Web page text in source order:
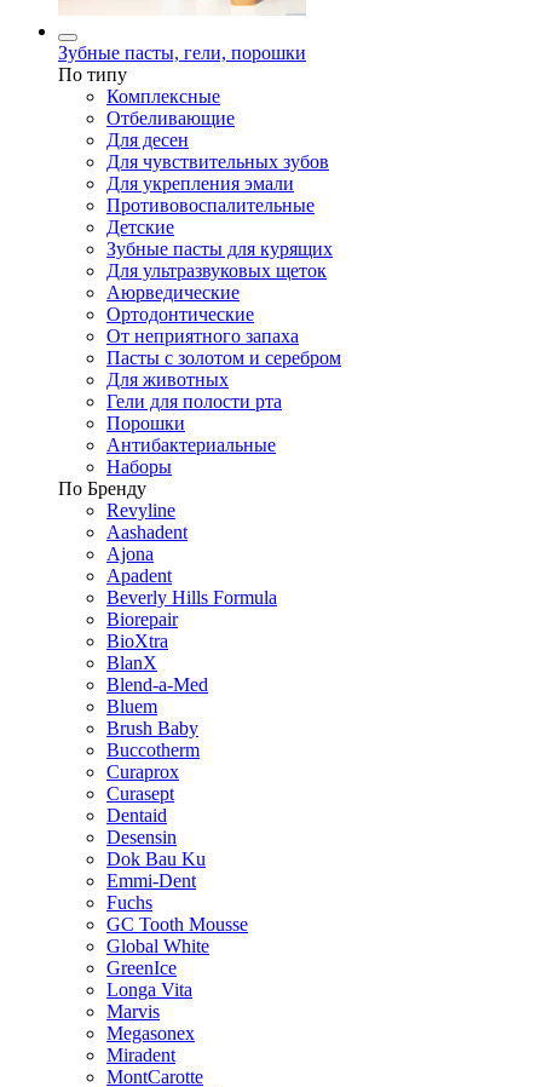
Зубные пасты, гели, порошки
По типу
Комплексные
Отбеливающие
Для десен
Для чувствительных зубов
Для укрепления эмали
Противовоспалительные
Детские
Зубные пасты для курящих
Для ультразвуковых щеток
Аюрведические
Ортодонтические
От неприятного запаха
Пасты с золотом и серебром
Для животных
Гели для полости рта
Порошки
Антибактериальные
Наборы
По Бренду
Revyline
Aashadent
Ajona
Apadent
Beverly Hills Formula
Biorepair
BioXtra
BlanX
Blend-a-Med
Bluem
Brush Baby
Buccotherm
Curaprox
Curasept
Dentaid
Desensin
Dok Bau Ku
Emmi-Dent
Fuchs
GC Tooth Mousse
Global White
GreenIce
Longa Vita
Marvis
Megasonex
Miradent
MontCarotte